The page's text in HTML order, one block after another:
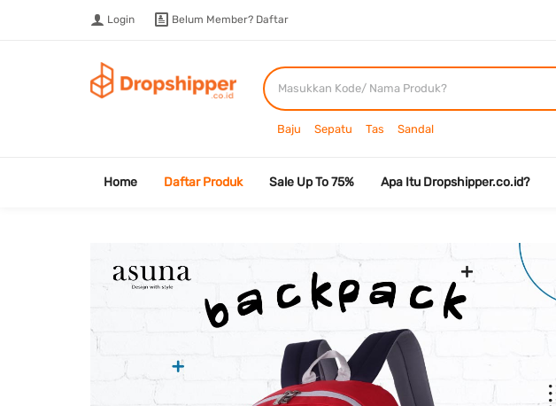
Login Belum Member? Daftar
Baju Sepatu Tas Sandal
Home Daftar Produk Sale Up To 75% Apa Itu Dropshipper.co.id?